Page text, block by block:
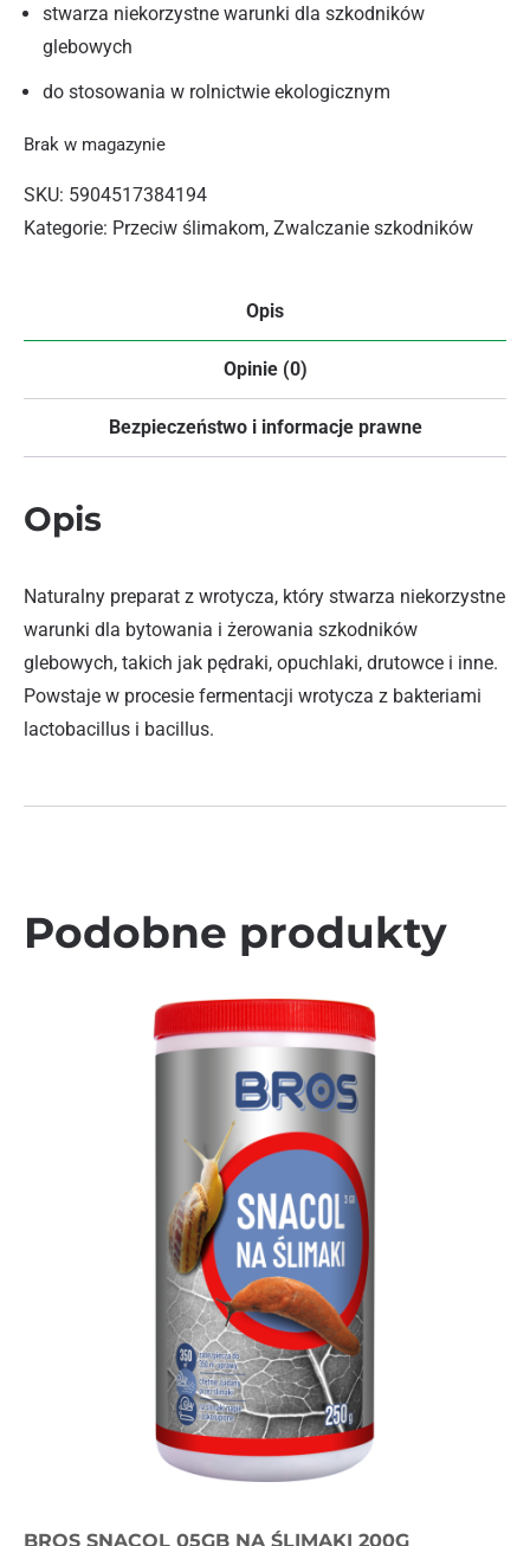
stwarza niekorzystne warunki dla szkodników
glebowych
do stosowania w rolnictwie ekologicznym
Brak w magazynie
SKU: 5904517384194
Kategorie: Przeciw ślimakom, Zwalczanie szkodników
Opis
Opinie (0)
Bezpieczeństwo i informacje prawne
Opis
Naturalny preparat z wrotycza, który stwarza niekorzystne
warunki dla bytowania i żerowania szkodników
glebowych, takich jak pędraki, opuchlaki, drutowce i inne.
Powstaje w procesie fermentacji wrotycza z bakteriami
lactobacillus i bacillus.
Podobne produkty
BROS SNACOL 05GB NA ŚLIMAKI 200G